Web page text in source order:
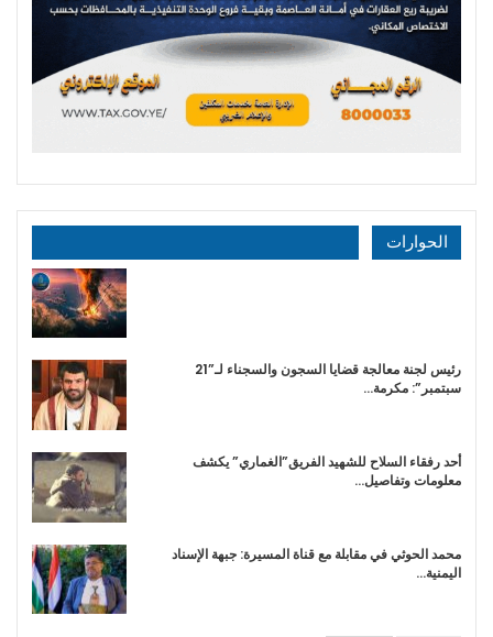
الحوارات
رئيس لجنة معالجة قضايا السجون والسجناء لـ”21
سبتمبر”: مكرمة…
أحد رفقاء السلاح للشهيد الفريق”الغماري” يكشف
معلومات وتفاصيل…
محمد الحوثي في مقابلة مع قناة المسيرة: جبهة الإسناد
اليمنية…